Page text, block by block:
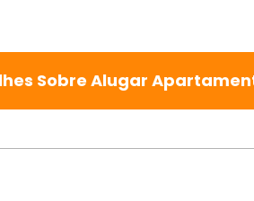
Sobre Alugar